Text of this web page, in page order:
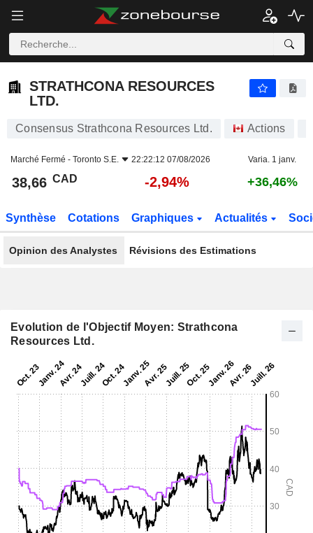
STRATHCONA RESOURCES
LTD.
Consensus Strathcona Resources Ltd. Actions
Marché Fermé - Toronto S.E. 22:22:12 07/08/2026 Varia. 1 janv.
38,66 CAD -2,94% +36,46%
Synthèse Cotations Graphiques Actualités
Opinion des Analystes Révisions des Estimations
Evolution de l'Objectif Moyen: Strathcona
Resources Ltd.